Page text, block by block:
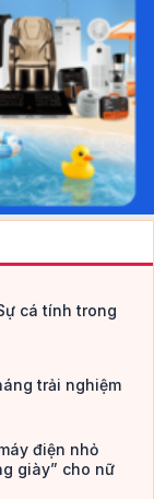
cá tính trong
trải nghiệm
điện nhỏ
giày” cho nữ